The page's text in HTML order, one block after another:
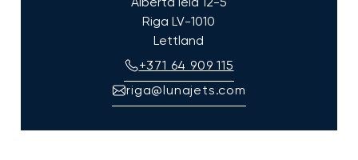
Riga LV-1010
Lettland
+371 64 909 115
riga@lunajets.com